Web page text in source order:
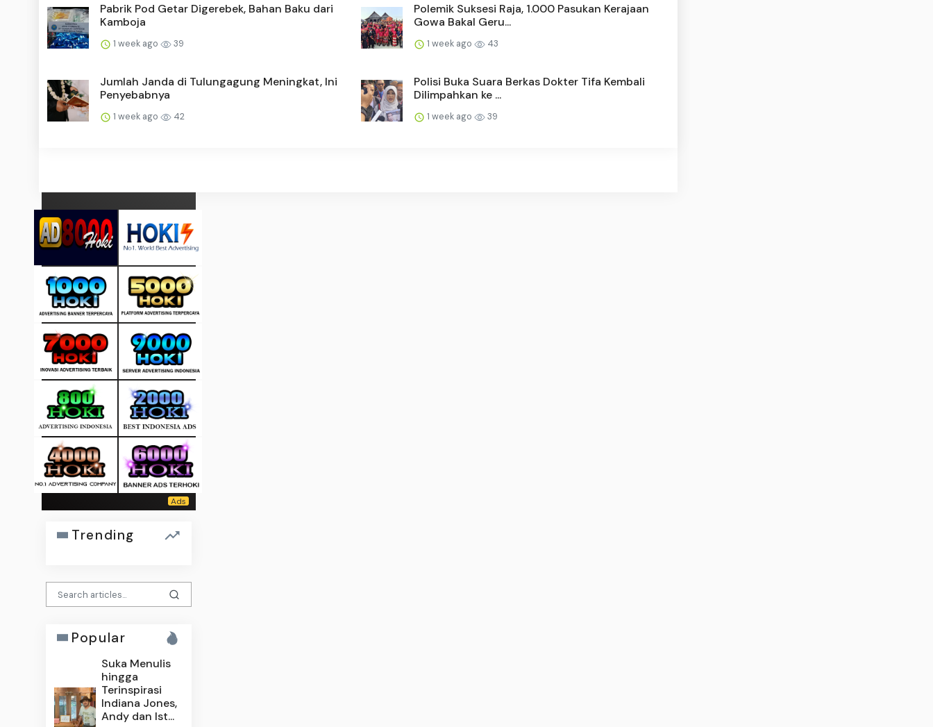
Pabrik Pod Getar Digerebek, Bahan Baku dari
Kamboja
1 week ago 39
Polemik Suksesi Raja, 1.000 Pasukan Kerajaan
Gowa Bakal Geru...
1 week ago 43
Jumlah Janda di Tulungagung Meningkat, Ini
Penyebabnya
1 week ago 42
Polisi Buka Suara Berkas Dokter Tifa Kembali
Dilimpahkan ke ...
1 week ago 39
Trending
Popular
Suka Menulis
hingga
Terinspirasi
Indiana Jones,
Andy dan Ist...